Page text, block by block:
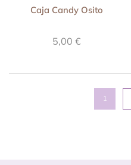
Caja Candy Osito
5,00 €
1